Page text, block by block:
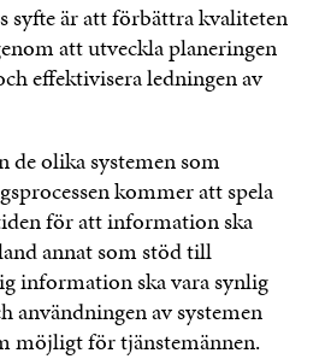
syfte är att förbättra kvaliteten
att utveckla planeringen
effektivisera ledningen av
de olika systemen som
kommer att spela
för att information ska
annat som stöd till
information ska vara synlig
användningen av systemen
möjligt för tjänstemännen.